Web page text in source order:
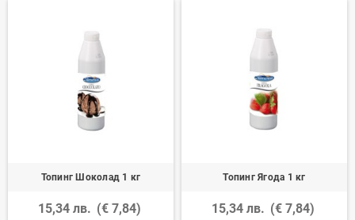
Топинг Шоколад 1 кг
15,34 лв. (€ 7,84)
Топинг Ягода 1 кг
15,34 лв. (€ 7,84)